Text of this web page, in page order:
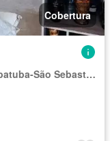
Cobertura
Região Imediata de Caraguatatuba-Ubatuba-São Sebastião, Região Metropolitana do Vale do Paraíba e Litoral Norte